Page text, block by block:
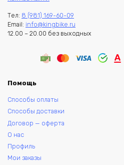
Тел: 8 (981) 169-60-09
Email: info@kingbike.ru
12.00 – 20.00 без выходных
Помощь
Способы оплаты
Способы доставки
Договор — оферта
О нас
Профиль
Мои заказы